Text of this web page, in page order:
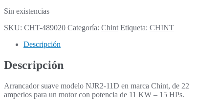
Sin existencias
SKU: CHT-489020 Categoría: Chint Etiqueta: CHINT
Descripción
Descripción
Arrancador suave modelo NJR2-11D en marca Chint, de 22
amperios para un motor con potencia de 11 KW – 15 HPs.